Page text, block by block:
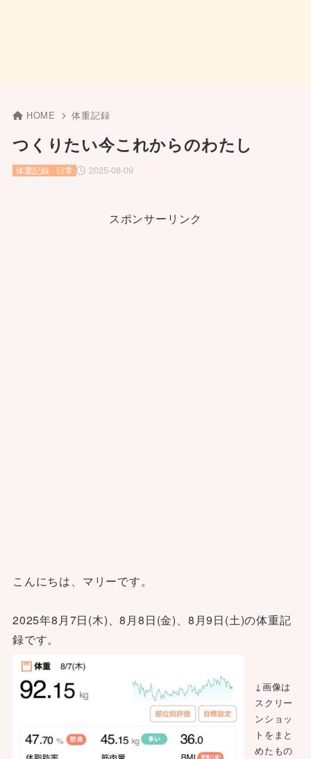
HOME 体重記録
つくりたい今これからのわたし
2025-08-09
体重記録 日常
スポンサーリンク
こんにちは、マリーです。
2025年8月7日(木)、8月8日(金)、8月9日(土)の体重記
録です。
↓画像は
スクリー
ンショッ
トをまと
めたもの